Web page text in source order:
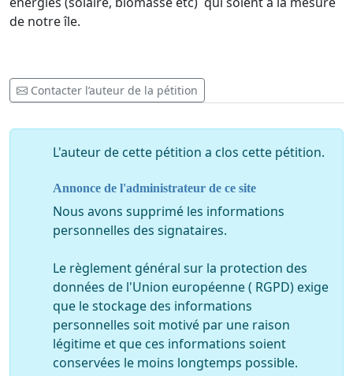
de notre île.
Contacter l’auteur de la pétition
L'auteur de cette pétition a clos cette pétition.
Annonce de l'administrateur de ce site
Nous avons supprimé les informations
personnelles des signataires.
Le règlement général sur la protection des
données de l'Union européenne ( RGPD) exige
que le stockage des informations
personnelles soit motivé par une raison
légitime et que ces informations soient
conservées le moins longtemps possible.